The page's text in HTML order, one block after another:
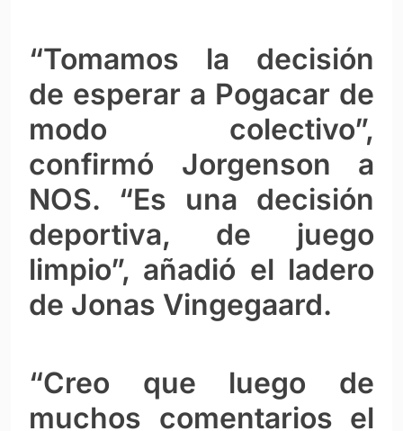
“Tomamos la decisión
de esperar a Pogacar de
modo colectivo”,
confirmó Jorgenson a
NOS. “Es una decisión
deportiva, de juego
limpio”, añadió el ladero
de Jonas Vingegaard.
“Creo que luego de
muchos comentarios el